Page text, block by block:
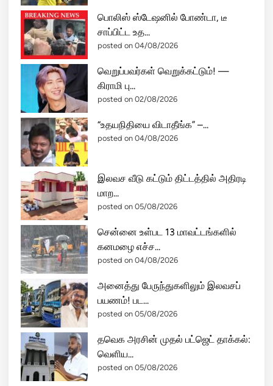
பொலிஸ் ஸ்டேஷனில் போண்டா, டீ
சாப்பிட்ட உத...
posted on 04/08/2026
வெறுப்பவர்கள் வெறுக்கட்டும்! —
கிராமி பு...
posted on 02/08/2026
“உதயநிதியை விடாதீங்க” –...
posted on 04/08/2026
இலவச வீடு கட்டும் திட்டத்தில் அதிரடி
மாற...
posted on 05/08/2026
சென்னை உள்பட 13 மாவட்டங்களில்
கனமழை எச்ச...
posted on 04/08/2026
அனைத்து பேருந்துகளிலும் இலவசப்
பயணம்! பட...
posted on 05/08/2026
தவெக அரசின் முதல் பட்ஜெட் தாக்கல்:
வெளிய...
posted on 05/08/2026